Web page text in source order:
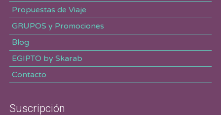
Propuestas de Viaje
GRUPOS y Promociones
Blog
EGIPTO by Skarab
Contacto
Suscripción